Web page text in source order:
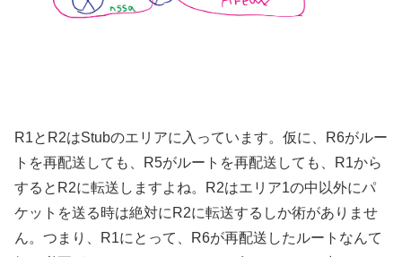
R1とR2はStubのエリアに入っています。仮に、R6がルー
トを再配送しても、R5がルートを再配送しても、R1から
するとR2に転送しますよね。R2はエリア1の中以外にパ
ケットを送る時は絶対にR2に転送するしか術がありませ
ん。つまり、R1にとって、R6が再配送したルートなんて